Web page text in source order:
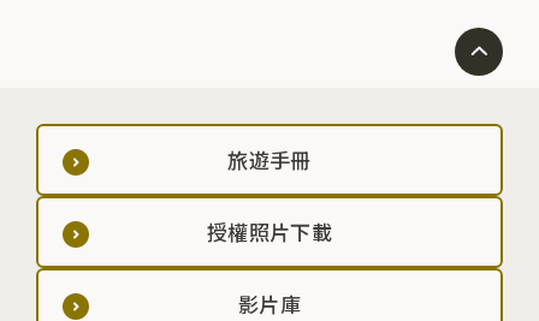
旅遊手冊
授權照片下載
影片庫